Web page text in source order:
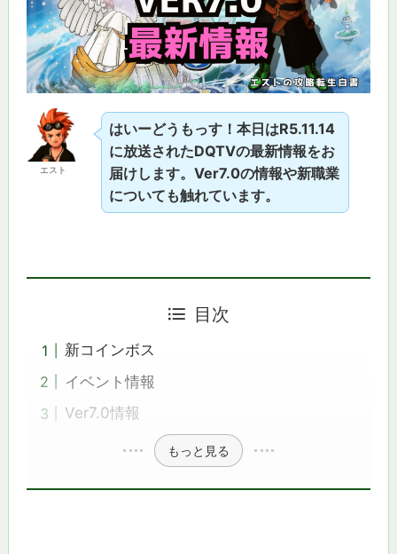
エスト
はいーどうもっす！本日はR5.11.14
に放送されたDQTVの最新情報をお
届けします。Ver7.0の情報や新職業
についても触れています。
目次
新コインボス
イベント情報
Ver7.0情報
もっと見る